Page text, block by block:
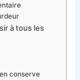
à tous les
conserve